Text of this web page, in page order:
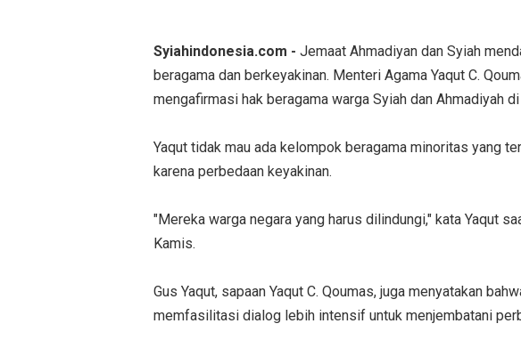
Syiahindonesia.com - Jemaat Ahmadiyan dan Syiah
beragama dan berkeyakinan. Menteri Agama Yaqut C.
mengafirmasi hak beragama warga Syiah dan Ahmadiyah
Yaqut tidak mau ada kelompok beragama minoritas yang
karena perbedaan keyakinan.
"Mereka warga negara yang harus dilindungi," kata Yaqut
Kamis.
Gus Yaqut, sapaan Yaqut C. Qoumas, juga menyatakan
memfasilitasi dialog lebih intensif untuk menjembatani